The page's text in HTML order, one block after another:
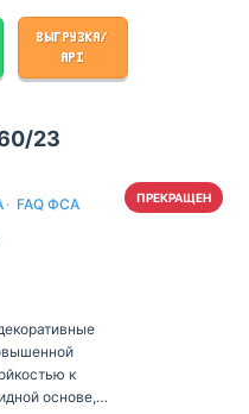
ВЫГРУЗКА/
API
23
· FAQ ФСА
к
основе,
ПРЕКРАЩЕН